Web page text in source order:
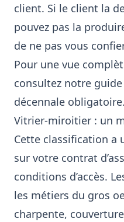
client. Si le client la
pouvez pas la
de ne pas vous
Pour une vue
consultez notre guide
décennale obligatoire.
Vitrier-miroitier : un
Cette classification a
sur votre contrat
conditions d’accès.
les métiers du gros
charpente,